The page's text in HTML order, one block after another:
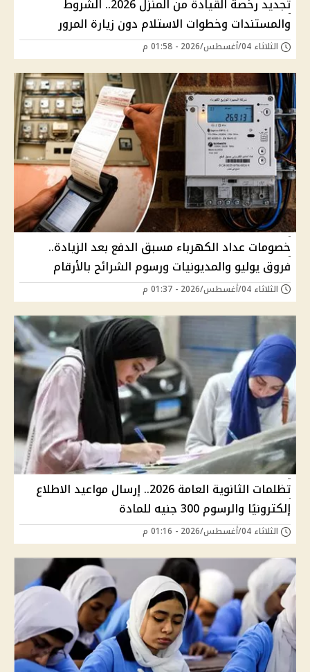
تجديد رخصة القيادة من المنزل 2026.. الشروط
والمستندات وخطوات الاستلام دون زيارة المرور
الثلاثاء 04/أغسطس/2026 - 01:58 م
خصومات عداد الكهرباء مسبق الدفع بعد الزيادة..
فروق يوليو والمديونيات ورسوم الشرائح بالأرقام
الثلاثاء 04/أغسطس/2026 - 01:37 م
تظلمات الثانوية العامة 2026.. إرسال مواعيد الاطلاع
إلكترونيًا والرسوم 300 جنيه للمادة
الثلاثاء 04/أغسطس/2026 - 01:16 م